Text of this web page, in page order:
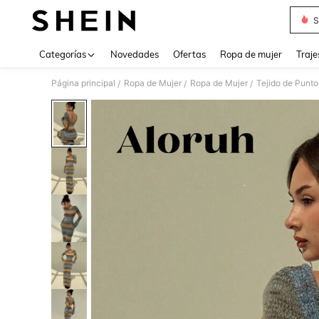
Categorías Novedades Ofertas Ropa de mujer
Página principal / Ropa de Mujer / Ropa de Mujer / Tejido de